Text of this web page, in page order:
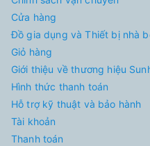
Cửa hàng
Đồ gia dụng và Thiết bị nhà
Giỏ hàng
Giới thiệu về thương hiệu
Hình thức thanh toán
Hỗ trợ kỹ thuật và bảo hành
Tài khoản
Thanh toán